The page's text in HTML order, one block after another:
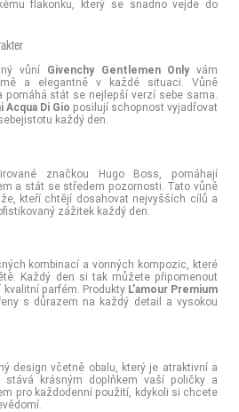
flakonku, který se snadno vejde do
vůní Givenchy Gentlemen Only vám
a elegantně v každé situaci. Vůně
pomáhá stát se nejlepší verzí sebe sama.
Acqua Di Gio posilují schopnost vyjadřovat
každý den.
značkou Hugo Boss, pomáhají
a stát se středem pozornosti. Tato vůně
kteří chtějí dosahovat nejvyšších cílů a
zážitek každý den.
kombinací a vonných kompozic, které
Každý den si tak můžete připomenout
parfém. Produkty L’amour Premium
s důrazem na každý detail a vysokou
design včetně obalu, který je atraktivní a
stává krásným doplňkem vaší poličky a
pro každodenní použití, kdykoli si chcete